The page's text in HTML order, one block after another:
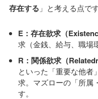
存在する 」と考える点です
E：存在欲求（
求（金銭、給与、職場
R：関係欲求（
といった「重要な他者
求。マズローの「所属
す。